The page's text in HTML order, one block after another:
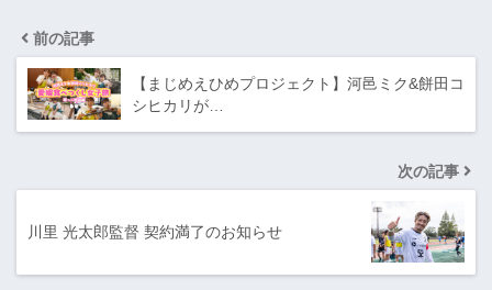
前の記事
【まじめえひめプロジェクト】河邑ミク&餅田コ
シヒカリが…
次の記事
川里 光太郎監督 契約満了のお知らせ